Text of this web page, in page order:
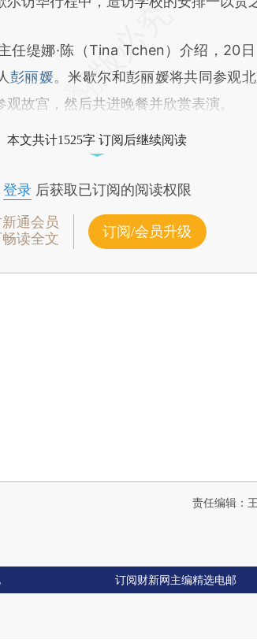
缇娜·陈（Tina Tchen）介绍，20日
彭丽媛。米歇尔和彭丽媛将共同参观
故宫，然后共进晚餐并欣赏表演。
本文共计1525字 订阅后继续阅读
登录后获取已订阅的阅读权限
通会员
读全文
订阅/会员升级
责任编辑：
订阅财新网主编精选电邮